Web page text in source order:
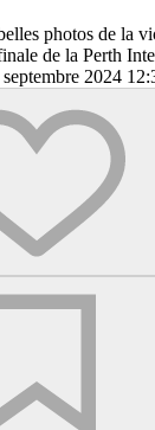
photos de la
de la Perth
2024